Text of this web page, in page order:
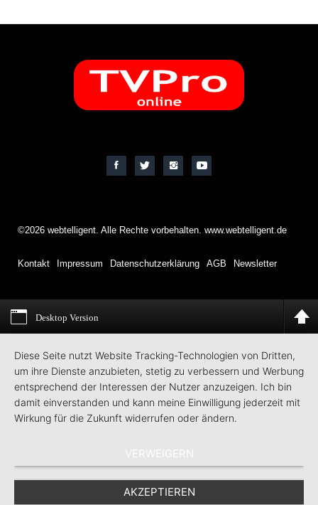
©2026 webtelligent. Alle Rechte vorbehalten. www.webtelligent.de
Kontakt Impressum Datenschutzerklärung AGB Newsletter
Desktop Version
Diese Seite nutzt Website Tracking-Technologien von Dritten,
um ihre Dienste anzubieten, stetig zu verbessern und Werbung
entsprechend der Interessen der Nutzer anzuzeigen. Ich bin
damit einverstanden und kann meine Einwilligung jederzeit mit
Wirkung für die Zukunft widerrufen oder ändern.
VERWEIGERN
AKZEPTIEREN